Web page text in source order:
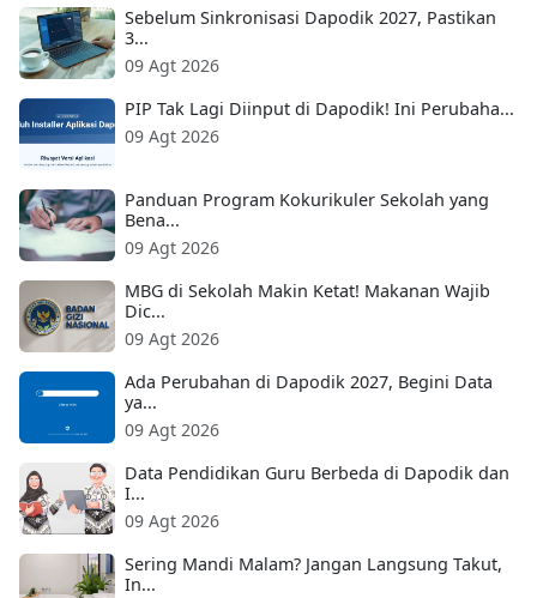
Sebelum Sinkronisasi Dapodik 2027, Pastikan
3...
09 Agt 2026
PIP Tak Lagi Diinput di Dapodik! Ini Perubaha...
09 Agt 2026
Panduan Program Kokurikuler Sekolah yang
Bena...
09 Agt 2026
MBG di Sekolah Makin Ketat! Makanan Wajib
Dic...
09 Agt 2026
Ada Perubahan di Dapodik 2027, Begini Data
ya...
09 Agt 2026
Data Pendidikan Guru Berbeda di Dapodik dan
I...
09 Agt 2026
Sering Mandi Malam? Jangan Langsung Takut,
In...